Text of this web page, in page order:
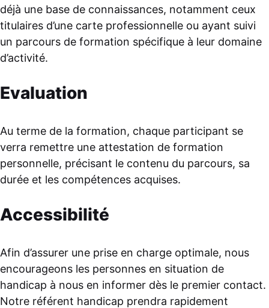
déjà une base de connaissances, notamment ceux
titulaires d’une carte professionnelle ou ayant suivi
un parcours de formation spécifique à leur domaine
d’activité.
Evaluation
Au terme de la formation, chaque participant se
verra remettre une attestation de formation
personnelle, précisant le contenu du parcours, sa
durée et les compétences acquises.
Accessibilité
Afin d’assurer une prise en charge optimale, nous
encourageons les personnes en situation de
handicap à nous en informer dès le premier contact.
Notre référent handicap prendra rapidement